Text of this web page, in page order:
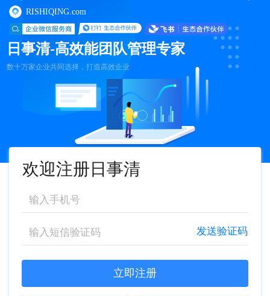
RISHIQING.com
日事清-高效能团队管理专家
数十万家企业共同选择，打造高效企业
欢迎注册日事清
发送验证码
立即注册